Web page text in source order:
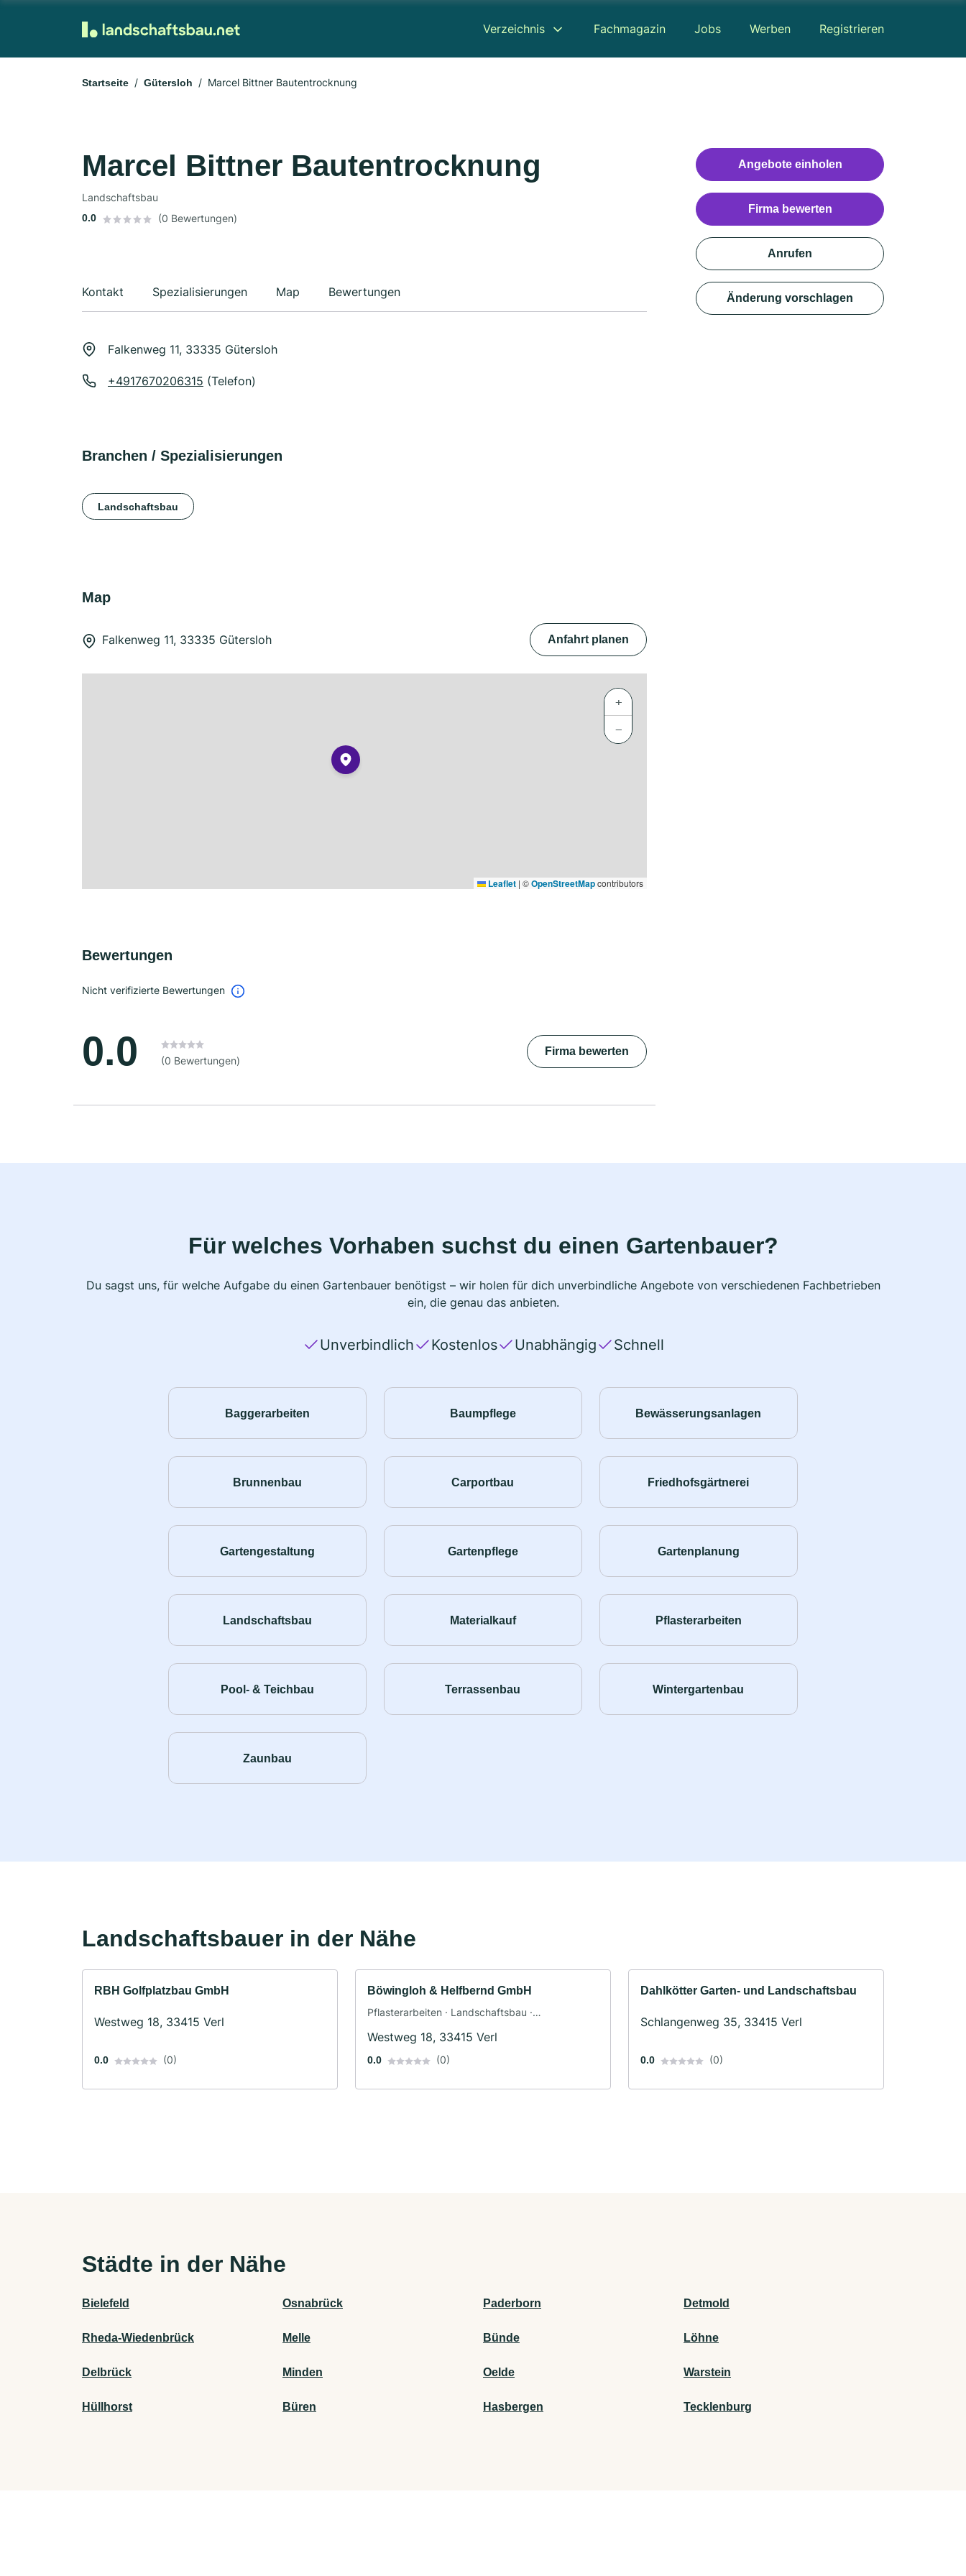
Verzeichnis Fachmagazin Jobs Werben Registrieren
Startseite Gütersloh Marcel Bittner Bautentrocknung
Marcel Bittner Bautentrocknung
Landschaftsbau
0.0 (0 Bewertungen)
Kontakt Spezialisierungen Map Bewertungen
Falkenweg 11, 33335 Gütersloh
+4917670206315 (Telefon)
Branchen / Spezialisierungen
Landschaftsbau
Map
Falkenweg 11, 33335 Gütersloh Anfahrt planen
+
−
Leaflet | ©OpenStreetMapcontributors
Bewertungen
Nicht verifizierte Bewertungen
0.0 (0 Bewertungen)
Firma bewerten
Angebote einholen
Firma bewerten
Anrufen
Änderung vorschlagen
Für welches Vorhaben suchst du einen Gartenbauer?
Du sagst uns, für welche Aufgabe du einen Gartenbauer benötigst – wir holen für dich unverbindliche Angebote von verschiedenen Fachbetrieben
ein, die genau das anbieten.
Unverbindlich Kostenlos Unabhängig Schnell
Baggerarbeiten Baumpflege Bewässerungsanlagen
Brunnenbau Carportbau Friedhofsgärtnerei
Gartengestaltung Gartenpflege Gartenplanung
Landschaftsbau Materialkauf Pflasterarbeiten
Pool- & Teichbau Terrassenbau Wintergartenbau
Zaunbau
Landschaftsbauer in der Nähe
RBH Golfplatzbau GmbH
Westweg 18, 33415 Verl
0.0 (0)
Böwingloh & Helfbernd GmbH
Pflasterarbeiten · Landschaftsbau ·
Westweg 18, 33415 Verl
0.0 (0)
Dahlkötter Garten- und Landschaftsbau
Schlangenweg 35, 33415 Verl
0.0 (0)
Städte in der Nähe
Bielefeld Osnabrück Paderborn Detmold
Rheda-Wiedenbrück Melle Bünde Löhne
Delbrück Minden Oelde Warstein
Hüllhorst Büren Hasbergen Tecklenburg